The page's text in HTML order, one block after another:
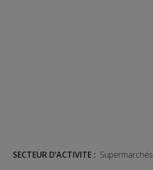
SECTEUR D’ACTIVITE : Supermarchés